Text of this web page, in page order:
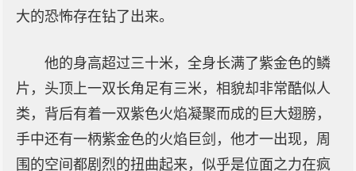
大的恐怖存在钻了出来。
他的身高超过三十米，全身长满了紫金色的鳞
片，头顶上一双长角足有三米，相貌却非常酷似人
类，背后有着一双紫色火焰凝聚而成的巨大翅膀，
手中还有一柄紫金色的火焰巨剑，他才一出现，周
围的空间都剧烈的扭曲起来，似乎是位面之力在疯